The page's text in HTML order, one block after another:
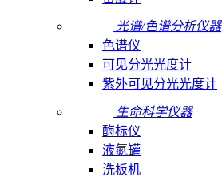
光谱/色谱分析仪器
色谱仪
可见分光光度计
紫外可见分光光度计
生命科学仪器
酶标仪
液氮罐
洗板机